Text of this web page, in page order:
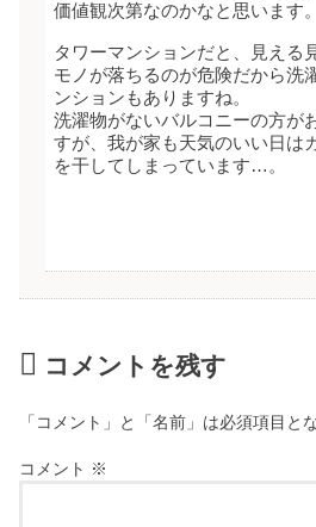
価値観次第なのかなと思います。
タワーマンションだと、見える
モノが落ちるのが危険だから洗
ンションもありますね。
洗濯物がないバルコニーの方が
すが、我が家も天気のいい日は
を干してしまっています…。
コメントを残す
「コメント」と「名前」は必須項目と
コメント ※